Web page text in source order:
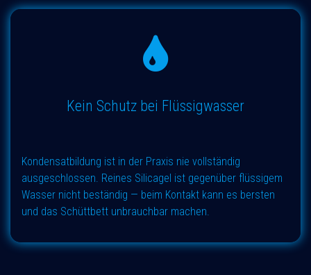
Kein Schutz bei Flüssigwasser
Kondensatbildung ist in der Praxis nie vollständig
ausgeschlossen. Reines Silicagel ist gegenüber flüssigem
Wasser nicht beständig — beim Kontakt kann es bersten
und das Schüttbett unbrauchbar machen.